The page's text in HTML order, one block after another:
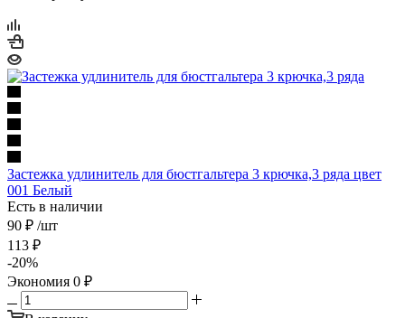
Застежка удлинитель для бюстгальтера 3 крючка,3 ряда цвет
001 Белый
Есть в наличии
90 ₽ /шт
113 ₽
-20%
Экономия 0 ₽